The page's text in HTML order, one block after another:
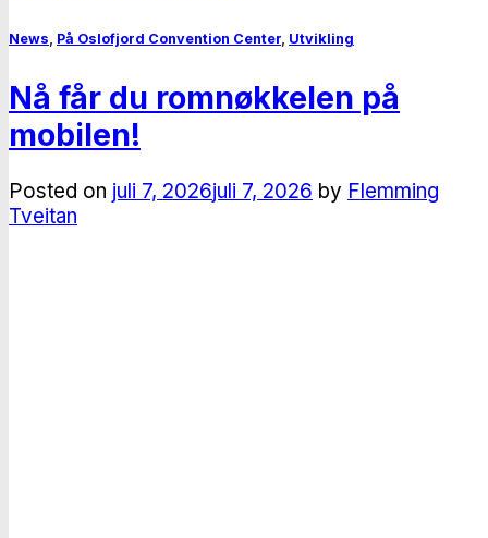
News, På Oslofjord Convention Center, Utvikling
Nå får du romnøkkelen på
mobilen!
Posted on juli 7, 2026juli 7, 2026 by Flemming
Tveitan